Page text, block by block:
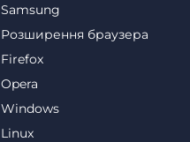
Samsung
Розширення браузера
Firefox
Opera
Windows
Linux